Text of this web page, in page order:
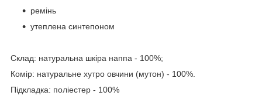
ремінь
утеплена синтепоном
Склад: натуральна шкіра наппа - 100%;
Комір: натуральне хутро овчини (мутон) - 100%.
Підкладка: поліестер - 100%